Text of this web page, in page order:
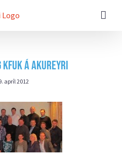
á Akureyri
apríl 2012